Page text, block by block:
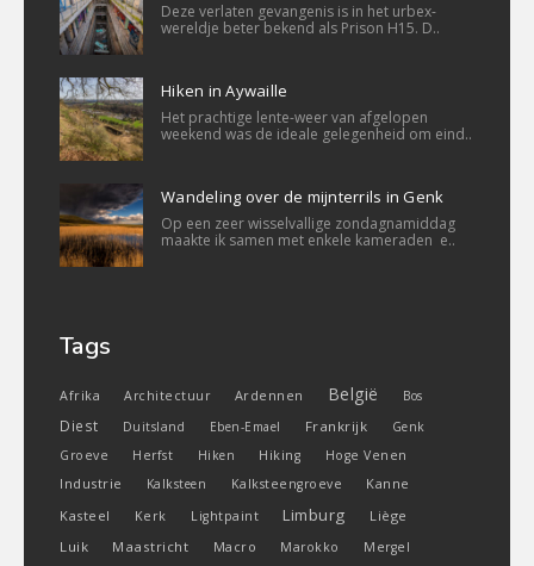
Deze verlaten gevangenis is in het urbex-
wereldje beter bekend als Prison H15. D..
Hiken in Aywaille
Het prachtige lente-weer van afgelopen
weekend was de ideale gelegenheid om eind..
Wandeling over de mijnterrils in Genk
Op een zeer wisselvallige zondagnamiddag
maakte ik samen met enkele kameraden e..
Tags
Afrika Architectuur Ardennen België Bos
Diest Duitsland Eben-Emael Frankrijk
Genk
Groeve
Herfst Hiken Hiking Hoge Venen
Industrie Kalksteen Kalksteengroeve
Kanne
Kasteel
Kerk Lightpaint Limburg
Liège
Luik
Maastricht Macro Marokko Mergel